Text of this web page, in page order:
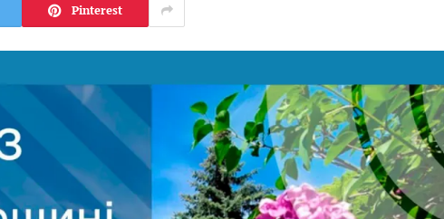
Pinterest